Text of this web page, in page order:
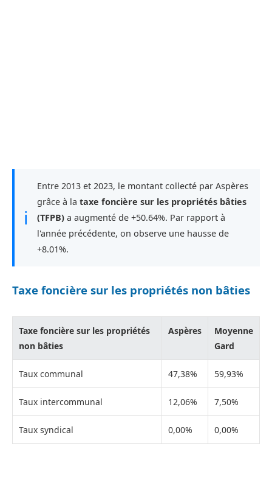
ℹ
Entre 2013 et 2023, le montant collecté par Aspères
grâce à la taxe foncière sur les propriétés bâties
(TFPB) a augmenté de +50.64%. Par rapport à
l'année précédente, on observe une hausse de
+8.01%.
Taxe foncière sur les propriétés non bâties
Taxe foncière sur les propriétés
non bâties
Aspères
Moyenne
Gard
Taux communal 47,38% 59,93%
Taux intercommunal 12,06% 7,50%
Taux syndical 0,00% 0,00%